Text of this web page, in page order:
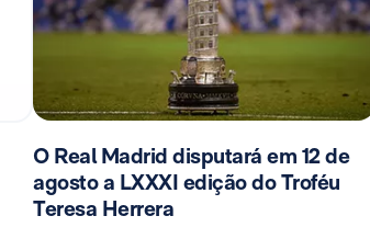
O Real Madrid disputará em 12 de
agosto a LXXXI edição do Troféu
Teresa Herrera